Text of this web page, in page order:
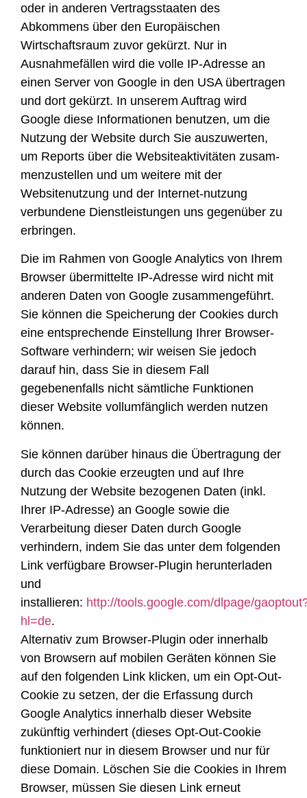
oder in anderen Vertragsstaaten des
Abkommens über den Europäischen
Wirtschaftsraum zuvor gekürzt. Nur in
Ausnahmefällen wird die volle IP-Adresse an
einen Server von Google in den USA übertragen
und dort gekürzt. In unserem Auftrag wird
Google diese Informationen benutzen, um die
Nutzung der Website durch Sie auszuwerten,
um Reports über die Websiteaktivitäten zusam-
menzustellen und um weitere mit der
Websitenutzung und der Internet-nutzung
verbundene Dienstleistungen uns gegenüber zu
erbringen.
Die im Rahmen von Google Analytics von Ihrem
Browser übermittelte IP-Adresse wird nicht mit
anderen Daten von Google zusammengeführt.
Sie können die Speicherung der Cookies durch
eine entsprechende Einstellung Ihrer Browser-
Software verhindern; wir weisen Sie jedoch
darauf hin, dass Sie in diesem Fall
gegebenenfalls nicht sämtliche Funktionen
dieser Website vollumfänglich werden nutzen
können.
Sie können darüber hinaus die Übertragung der
durch das Cookie erzeugten und auf Ihre
Nutzung der Website bezogenen Daten (inkl.
Ihrer IP-Adresse) an Google sowie die
Verarbeitung dieser Daten durch Google
verhindern, indem Sie das unter dem folgenden
Link verfügbare Browser-Plugin herunterladen
und
installieren: http://tools.google.com/dlpage/
hl=de.
Alternativ zum Browser-Plugin oder innerhalb
von Browsern auf mobilen Geräten können Sie
auf den folgenden Link klicken, um ein Opt-Out-
Cookie zu setzen, der die Erfassung durch
Google Analytics innerhalb dieser Website
zukünftig verhindert (dieses Opt-Out-Cookie
funktioniert nur in diesem Browser und nur für
diese Domain. Löschen Sie die Cookies in Ihrem
Browser, müssen Sie diesen Link erneut